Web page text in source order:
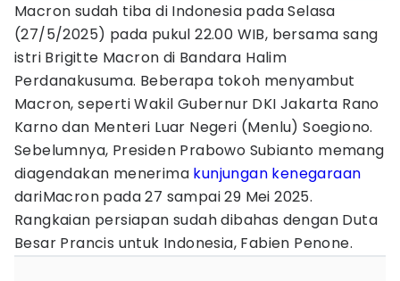
Macron sudah tiba di Indonesia pada Selasa
(27/5/2025) pada pukul 22.00 WIB, bersama sang
istri Brigitte Macron di Bandara Halim
Perdanakusuma. Beberapa tokoh menyambut
Macron, seperti Wakil Gubernur DKI Jakarta Rano
Karno dan Menteri Luar Negeri (Menlu) Soegiono.
Sebelumnya, Presiden Prabowo Subianto memang
diagendakan menerima kunjungan kenegaraan
dariMacron pada 27 sampai 29 Mei 2025.
Rangkaian persiapan sudah dibahas dengan Duta
Besar Prancis untuk Indonesia, Fabien Penone.